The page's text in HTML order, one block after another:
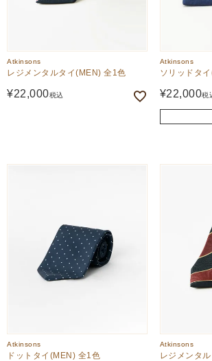
Atkinsons
レジメンタルタイ(MEN) 全1色
¥22,000税込
Atkinsons
ソリッドタ
¥22,000税
Atkinsons
ドットタイ(MEN) 全1色
Atkinsons
レジメンタ